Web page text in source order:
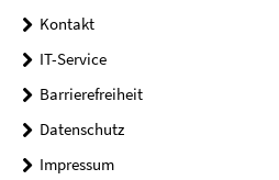
Kontakt
IT-Service
Barrierefreiheit
Datenschutz
Impressum